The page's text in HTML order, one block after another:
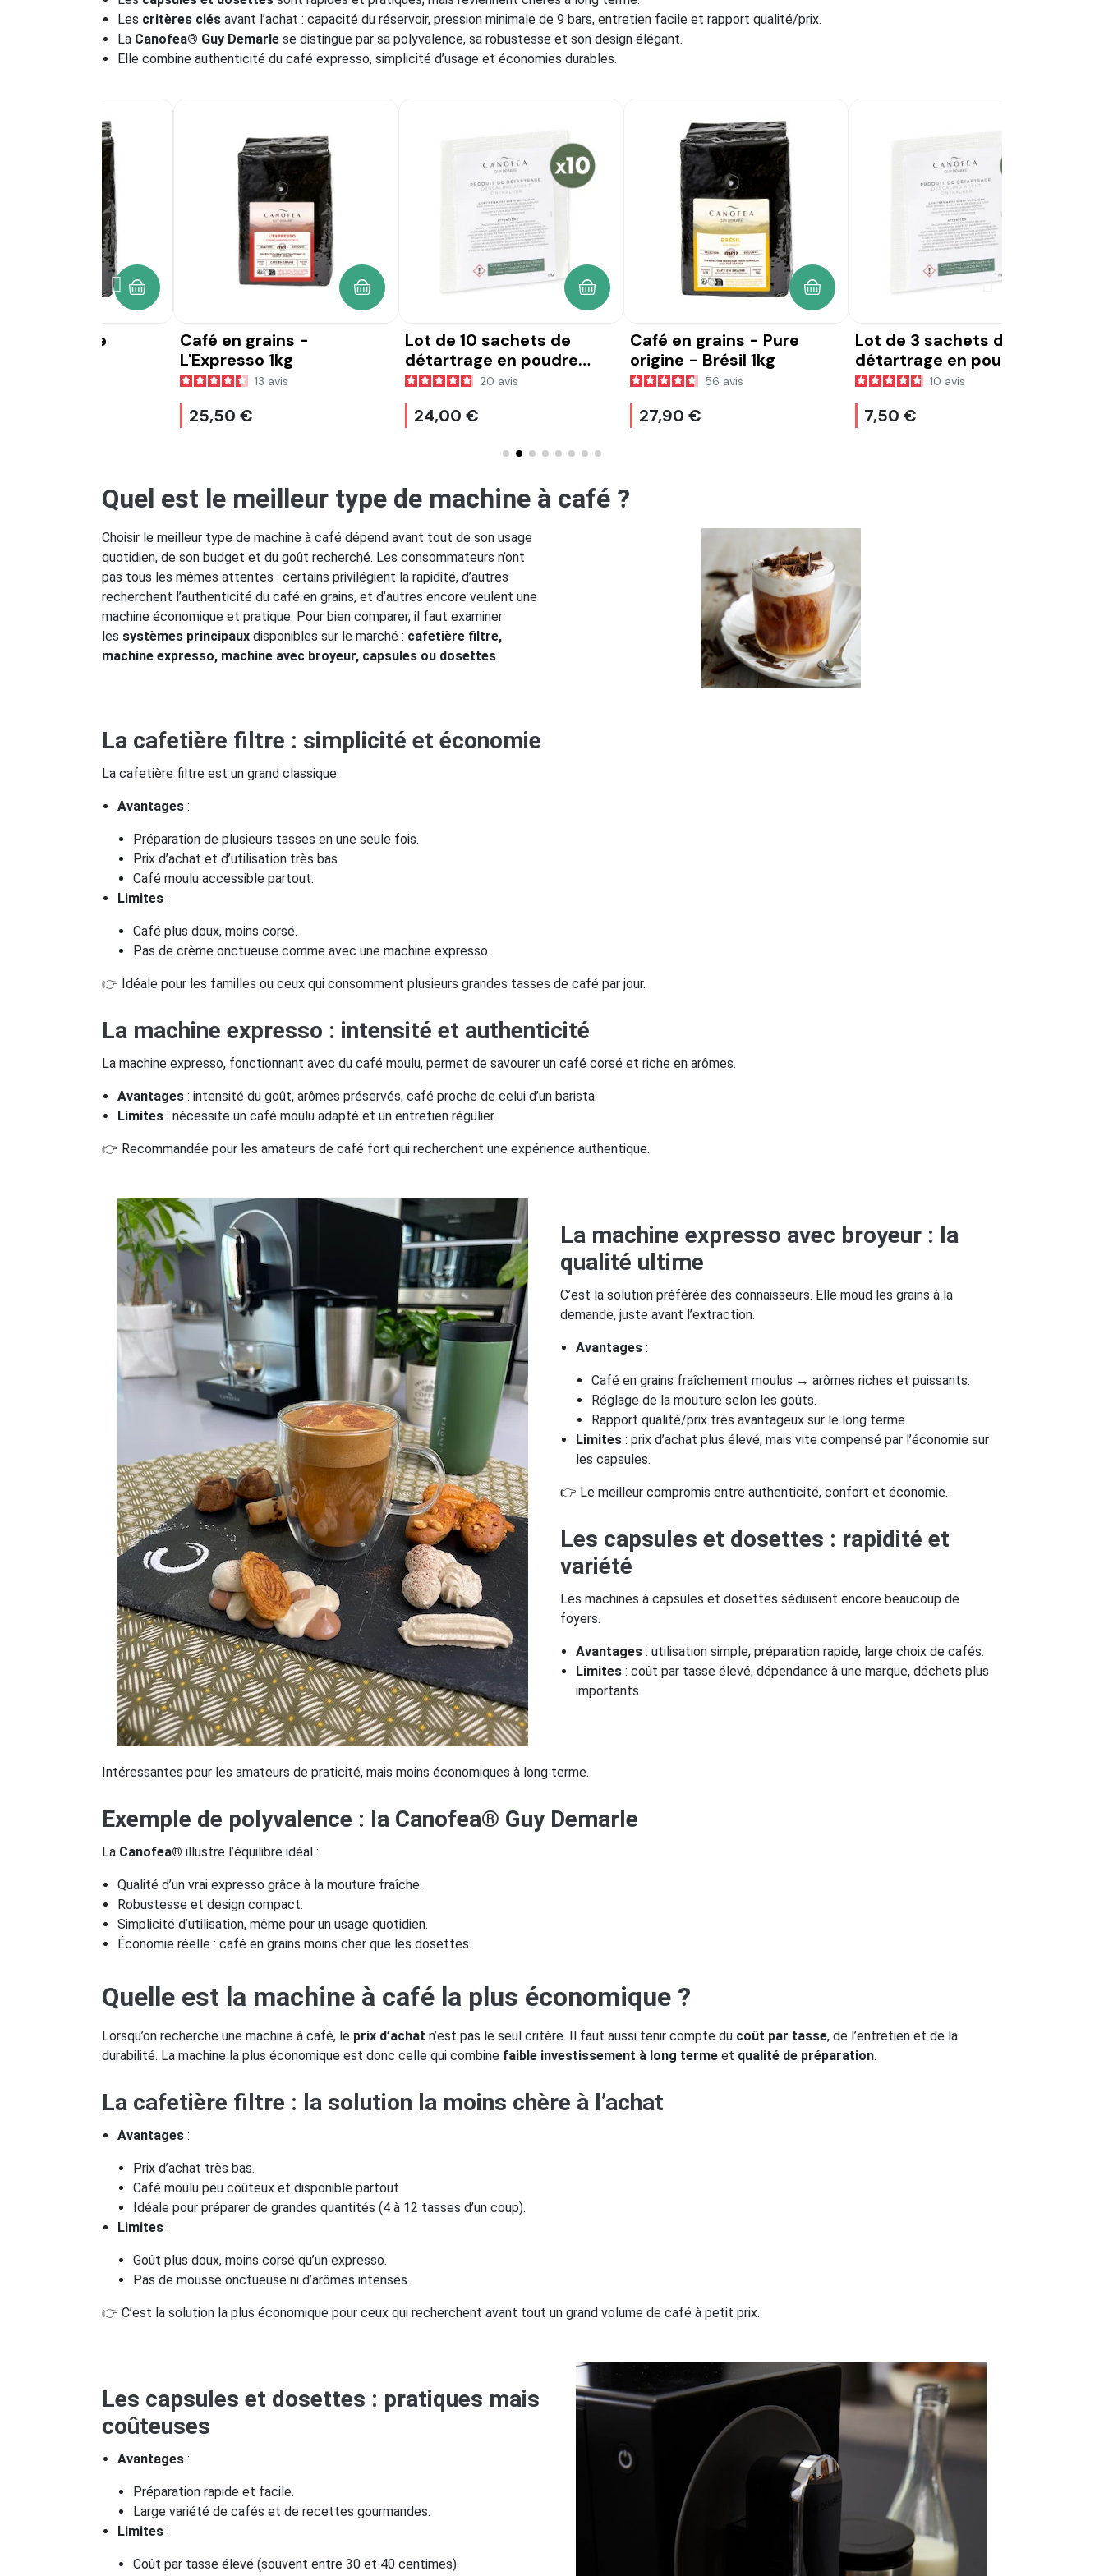
Les critères clés avant l’achat : capacité du réservoir, pression minimale de 9 bars, entretien facile et rapport qualité/prix.
La Canofea® Guy Demarle se distingue par sa polyvalence, sa robustesse et son design élégant.
Elle combine authenticité du café expresso, simplicité d’usage et économies durables.
AJOUTER AU PANIER
Café en grains -
L'Expresso 1kg
13avis
AJOUTER AU PANIER
Lot de 10 sachets de
détartrage en poudre
20avis
AJOUTER AU PANIER
Café en grains - Pure
origine - Brésil 1kg
56avis
AJOUTER AU PANIER
Lot de 3 sachets de
détartrage en poudre
10avis
Quel est le meilleur type de machine à café ?
Choisir le meilleur type de machine à café dépend avant tout de son usage
quotidien, de son budget et du goût recherché. Les consommateurs n’ont
pas tous les mêmes attentes : certains privilégient la rapidité, d’autres
recherchent l’authenticité du café en grains, et d’autres encore veulent une
machine économique et pratique. Pour bien comparer, il faut examiner
les systèmes principaux disponibles sur le marché : cafetière filtre,
machine expresso, machine avec broyeur, capsules ou dosettes.
La cafetière filtre : simplicité et économie
La cafetière filtre est un grand classique.
Avantages :
Préparation de plusieurs tasses en une seule fois.
Prix d’achat et d’utilisation très bas.
Café moulu accessible partout.
Limites :
Café plus doux, moins corsé.
Pas de crème onctueuse comme avec une machine expresso.
👉 Idéale pour les familles ou ceux qui consomment plusieurs grandes tasses de café par jour.
La machine expresso : intensité et authenticité
La machine expresso, fonctionnant avec du café moulu, permet de savourer un café corsé et riche en arômes.
Avantages : intensité du goût, arômes préservés, café proche de celui d’un barista.
Limites : nécessite un café moulu adapté et un entretien régulier.
👉 Recommandée pour les amateurs de café fort qui recherchent une expérience authentique.
La machine expresso avec broyeur : la
qualité ultime
C’est la solution préférée des connaisseurs. Elle moud les grains à la
demande, juste avant l’extraction.
Avantages :
Café en grains fraîchement moulus → arômes riches et puissants.
Réglage de la mouture selon les goûts.
Rapport qualité/prix très avantageux sur le long terme.
Limites : prix d’achat plus élevé, mais vite compensé par l’économie sur
les capsules.
👉 Le meilleur compromis entre authenticité, confort et économie.
Les capsules et dosettes : rapidité et
variété
Les machines à capsules et dosettes séduisent encore beaucoup de
foyers.
Avantages : utilisation simple, préparation rapide, large choix de cafés.
Limites : coût par tasse élevé, dépendance à une marque, déchets plus
importants.
Intéressantes pour les amateurs de praticité, mais moins économiques à long terme.
Exemple de polyvalence : la Canofea® Guy Demarle
La Canofea® illustre l’équilibre idéal :
Qualité d’un vrai expresso grâce à la mouture fraîche.
Robustesse et design compact.
Simplicité d’utilisation, même pour un usage quotidien.
Économie réelle : café en grains moins cher que les dosettes.
Quelle est la machine à café la plus économique ?
Lorsqu’on recherche une machine à café, le prix d’achat n’est pas le seul critère. Il faut aussi tenir compte du coût par tasse, de l’entretien et de la
durabilité. La machine la plus économique est donc celle qui combine faible investissement à long terme et qualité de préparation.
La cafetière filtre : la solution la moins chère à l’achat
Avantages :
Prix d’achat très bas.
Café moulu peu coûteux et disponible partout.
Idéale pour préparer de grandes quantités (4 à 12 tasses d’un coup).
Limites :
Goût plus doux, moins corsé qu’un expresso.
Pas de mousse onctueuse ni d’arômes intenses.
👉 C’est la solution la plus économique pour ceux qui recherchent avant tout un grand volume de café à petit prix.
Les capsules et dosettes : pratiques mais
coûteuses
Avantages :
Préparation rapide et facile.
Large variété de cafés et de recettes gourmandes.
Limites :
Coût par tasse élevé (souvent entre 30 et 40 centimes).